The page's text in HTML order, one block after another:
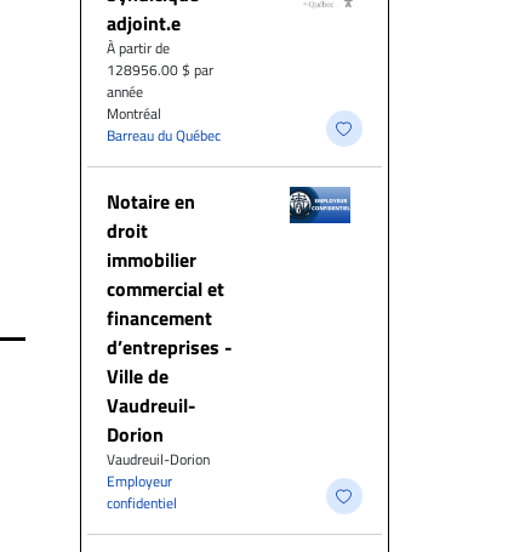
adjoint.e
À partir de
128956.00 $ par
année
Montréal
Barreau du Québec
Notaire en
droit
immobilier
commercial et
financement
d’entreprises -
Ville de
Vaudreuil-
Dorion
Vaudreuil-Dorion
Employeur
confidentiel